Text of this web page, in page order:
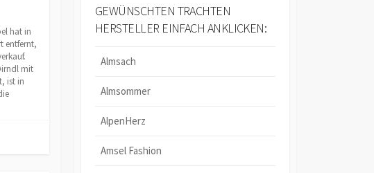
hat in
entfernt,
mit
ist in
GEWÜNSCHTEN TRACHTEN
HERSTELLER EINFACH ANKLICKEN:
Almsach
Almsommer
AlpenHerz
Amsel Fashion